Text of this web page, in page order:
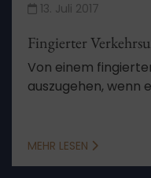
13. Juli 2017
Fingierter
Von einem
auszugehen, wenn
MEHR LESEN